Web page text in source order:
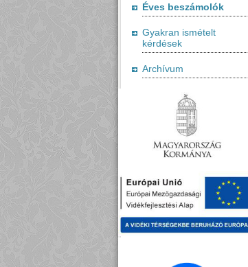
Éves beszámolók
Gyakran ismételt
kérdések
Archívum